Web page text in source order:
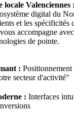
locale Valenciennes :
digital du
et les spécificités
accompagne
de pointe.
:
secteur d'activité"
: Interfaces